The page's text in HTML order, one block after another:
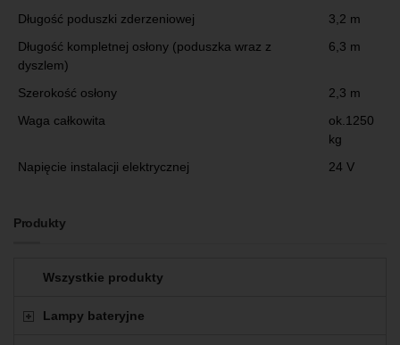
Długość poduszki zderzeniowej
3,2 m
Długość kompletnej osłony (poduszka wraz z
dyszlem)
6,3 m
Szerokość osłony
2,3 m
Waga całkowita
ok.1250
kg
Napięcie instalacji elektrycznej
24 V
Produkty
Wszystkie produkty
Lampy bateryjne